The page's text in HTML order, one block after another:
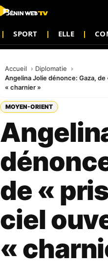
SPORT ELLE
Accueil
Diplomatie
Angelina Jolie dénonce: Gaza,
« charnier »
MOYEN-ORIENT
de «
ciel
«